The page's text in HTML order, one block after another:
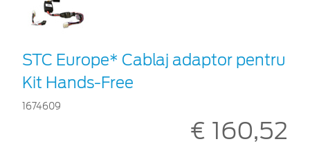
STC Europe* Cablaj adaptor pentru
Kit Hands-Free
1674609
€ 160,52